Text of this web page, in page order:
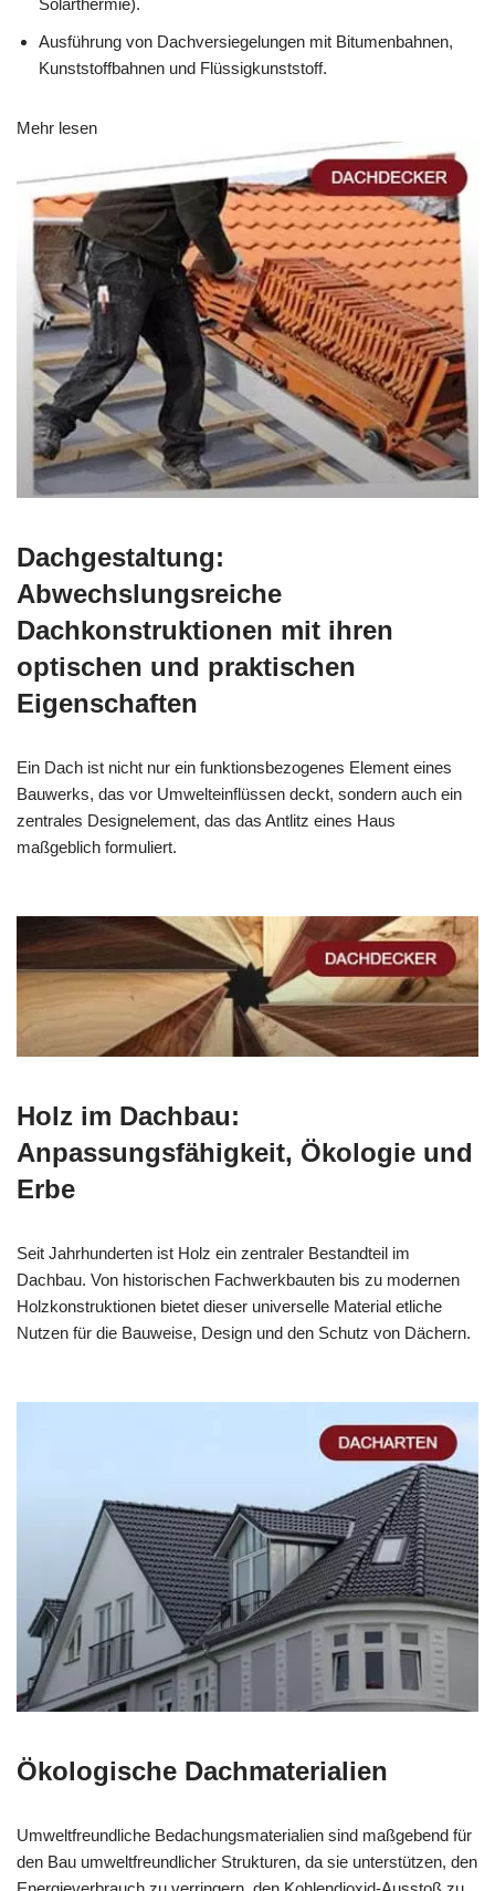
Solarthermie).
Ausführung von Dachversiegelungen mit Bitumenbahnen,
Kunststoffbahnen und Flüssigkunststoff.
Mehr lesen
Dachgestaltung:
Abwechslungsreiche
Dachkonstruktionen mit ihren
optischen und praktischen
Eigenschaften
Ein Dach ist nicht nur ein funktionsbezogenes Element eines
Bauwerks, das vor Umwelteinflüssen deckt, sondern auch ein
zentrales Designelement, das das Antlitz eines Haus
maßgeblich formuliert.
Holz im Dachbau:
Anpassungsfähigkeit, Ökologie und
Erbe
Seit Jahrhunderten ist Holz ein zentraler Bestandteil im
Dachbau. Von historischen Fachwerkbauten bis zu modernen
Holzkonstruktionen bietet dieser universelle Material etliche
Nutzen für die Bauweise, Design und den Schutz von Dächern.
Ökologische Dachmaterialien
Umweltfreundliche Bedachungsmaterialien sind maßgebend für
den Bau umweltfreundlicher Strukturen, da sie unterstützen, den